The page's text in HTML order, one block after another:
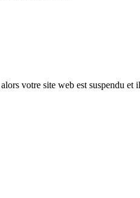
votre site web est suspendu